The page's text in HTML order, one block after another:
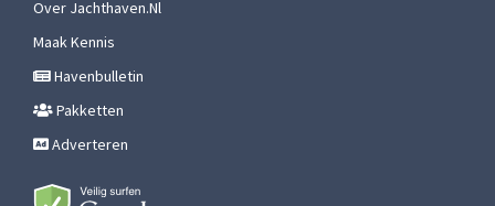
Over Jachthaven.nl
Maak Kennis
Havenbulletin
Pakketten
Adverteren